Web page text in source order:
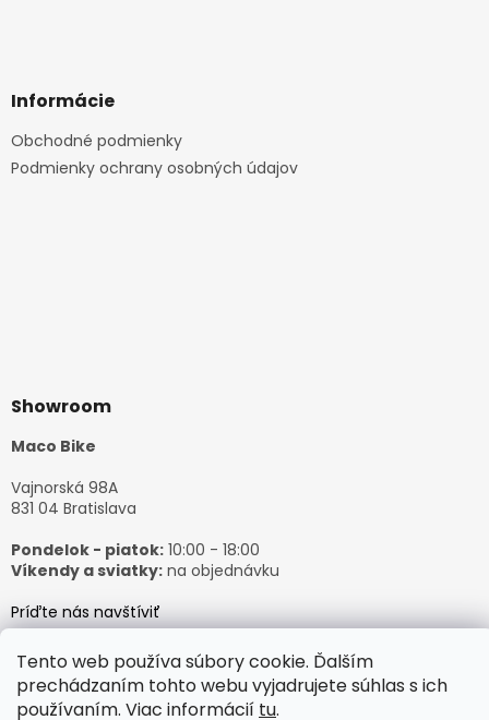
Tento web používa súbory cookie. Ďalším
prechádzaním tohto webu vyjadrujete súhlas s ich
používaním. Viac informácií tu.
Informácie
Obchodné podmienky
Podmienky ochrany osobných údajov
Showroom
Maco Bike
Vajnorská 98A
831 04 Bratislava
Pondelok - piatok: 10:00 - 18:00
Víkendy a sviatky: na objednávku
Príďte nás navštíviť